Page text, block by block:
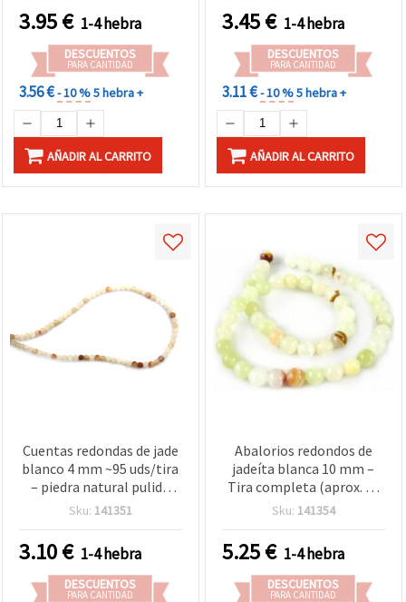
3.95€ 1-4 hebra
DESCUENTOS
PARA CANTIDAD
3.56 €- 10 %5 hebra +
AÑADIR AL CARRITO
bisutería y manualidades
3.45€ 1-4 hebra
DESCUENTOS
PARA CANTIDAD
3.11 €- 10 %5 hebra +
AÑADIR AL CARRITO
Cuentas redondas de jade
blanco 4 mm ~95 uds/tira
– piedra natural pulida
para bisutería y
separadores para pulseras
y collares
Sku: 141351
3.10€ 1-4 hebra
DESCUENTOS
PARA CANTIDAD
Abalorios redondos de
jadeíta blanca 10 mm –
Tira completa (aprox. 38
cuentas) para bisutería,
collares DIY
Sku: 141354
5.25€ 1-4 hebra
DESCUENTOS
PARA CANTIDAD